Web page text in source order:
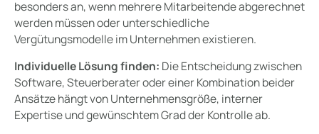
besonders an, wenn mehrere Mitarbeitende abgerechnet
werden müssen oder unterschiedliche
Vergütungsmodelle im Unternehmen existieren.
Individuelle Lösung finden: Die Entscheidung zwischen
Software, Steuerberater oder einer Kombination beider
Ansätze hängt von Unternehmensgröße, interner
Expertise und gewünschtem Grad der Kontrolle ab.